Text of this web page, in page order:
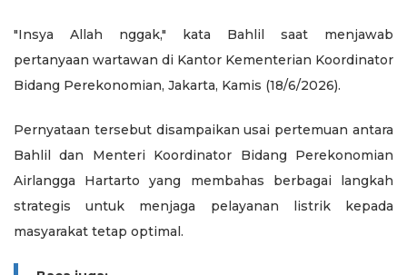
"Insya Allah nggak," kata Bahlil saat menjawab
pertanyaan wartawan di Kantor Kementerian Koordinator
Bidang Perekonomian, Jakarta, Kamis (18/6/2026).
Pernyataan tersebut disampaikan usai pertemuan antara
Bahlil dan Menteri Koordinator Bidang Perekonomian
Airlangga Hartarto yang membahas berbagai langkah
strategis untuk menjaga pelayanan listrik kepada
masyarakat tetap optimal.